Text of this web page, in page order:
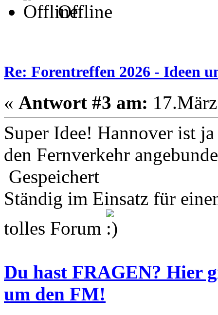
Offline
Re: Forentreffen 2026 - Ideen
« Antwort #3 am:
Super Idee! Hannover ist
den Fernverkehr
Gespeichert
Ständig im Einsatz für
tolles Forum
Du hast FRAGEN? Hier
um den FM!